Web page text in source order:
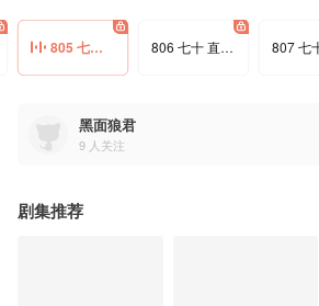
节目播出已有一年多的时间，在这一年多，除了编导和我
805 七十 直播捉鬼6 806 七十 直播捉鬼7
黑面狼君
9 人关注
剧集推荐